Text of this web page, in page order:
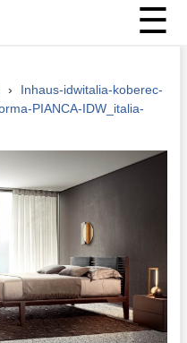
☰
›
Inhaus-idwitalia-koberec-
PIANCA-IDW_italia-